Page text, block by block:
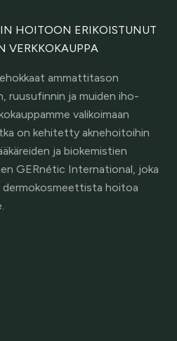
HOITOON ERIKOISTUNUT
VERKKOKAUPPA
ammattitason
ja muiden iho-
valikoimaan
on kehitetty aknehoitoihin
ja biokemistien
GERnétic International, joka
dermokosmeettista hoitoa